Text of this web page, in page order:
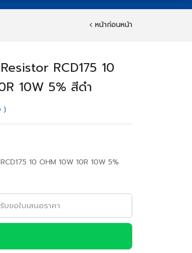
หน้าก่อนหน้า
RCD175 10
10W 5% สีดำ
10 OHM 10W 10R 10W 5%